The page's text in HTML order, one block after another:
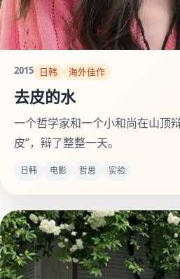
2015 日韩 海外佳作
去皮的水
一个哲学家和一个小和尚在山顶
皮”，辩了整整一天。
日韩 电影 哲思 实验